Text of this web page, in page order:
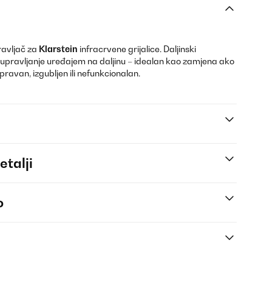
za Klarstein infracrvene grijalice. Daljinski
uređajem na daljinu – idealan kao zamjena ako
izgubljen ili nefunkcionalan.